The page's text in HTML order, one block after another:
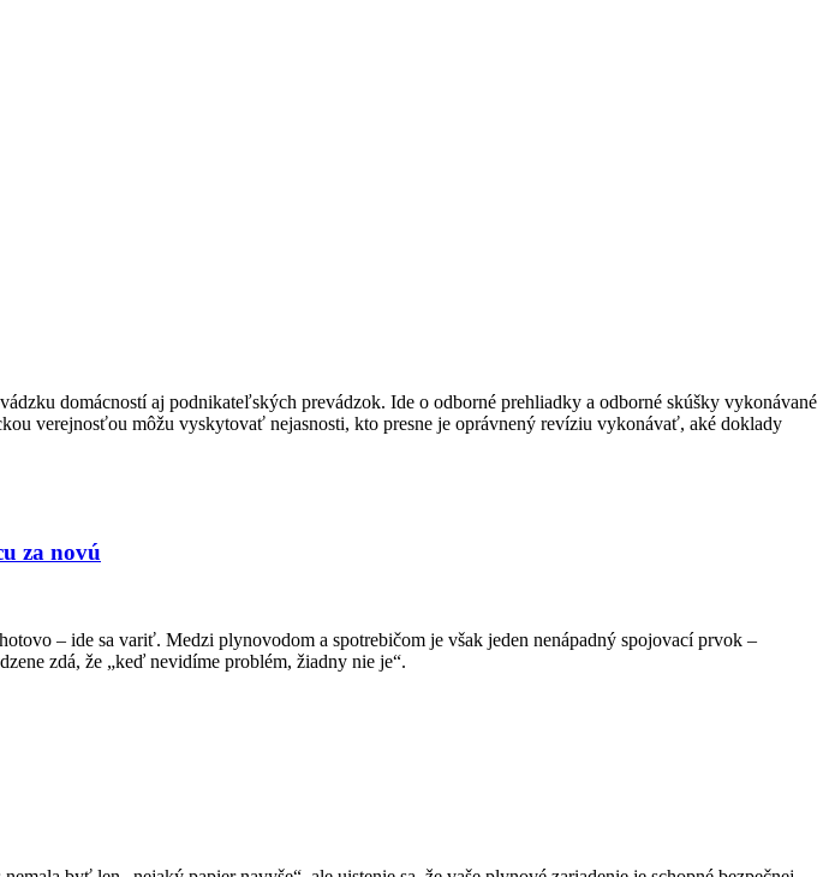
domácností aj podnikateľských prevádzok. Ide o odborné prehliadky a odborné skúšky vykonávané
verejnosťou môžu vyskytovať nejasnosti, kto presne je oprávnený revíziu vykonávať, aké doklady
za novú
– ide sa variť. Medzi plynovodom a spotrebičom je však jeden nenápadný spojovací prvok –
zdá, že „keď nevidíme problém, žiadny nie je“.